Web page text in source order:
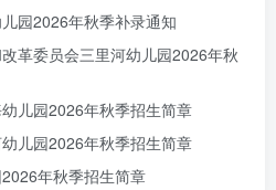
园2026年秋季补录通知
革委员会三里河幼儿园2026年秋
儿园2026年秋季招生简章
儿园2026年秋季招生简章
年秋季招生简章